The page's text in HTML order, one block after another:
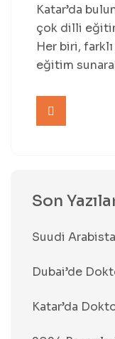
Katar’da
çok dilli
Her biri,
eğitim
Son
Suudi
Dubai’de
Katar’da